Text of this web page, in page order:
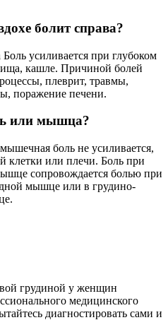
болит справа?
усиливается при глубоком
кашле. Причиной болей
плеврит, травмы,
поражение печени.
или мышца?
боль не усиливается,
клетки или плечи. Боль при
сопровождается болью при
мышце или в грудино-
грудиной у женщин
медицинского
диагностировать сами и